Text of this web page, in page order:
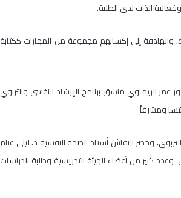
الذات لدى الطلبة.
والهادفة إلى إكسابهم مجموعة من المهارات ككتابة
عمر الريماوي منسق برنامج الإرشاد النفسي والتربوي
ومشرفاً
وحضر النقاش أستاذ الصحة النفسية د. ليلى غنام
كبير من أعضاء الهيئة التدريسية وطلبة الدراسات